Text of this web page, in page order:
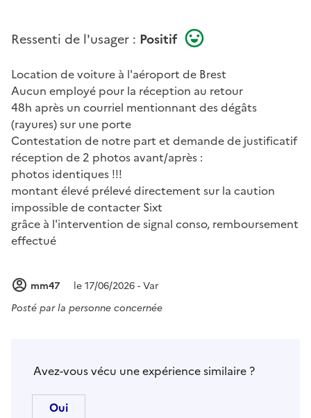
Ressenti de l'usager : Positif
Location de voiture à l'aéroport de Brest
Aucun employé pour la réception au retour
48h après un courriel mentionnant des dégâts
(rayures) sur une porte
Contestation de notre part et demande de justificatif
réception de 2 photos avant/après :
photos identiques !!!
montant élevé prélevé directement sur la caution
impossible de contacter Sixt
grâce à l'intervention de signal conso, remboursement
effectué
mm47
le 17/06/2026 - Var
Posté parla personne concernée
Avez-vous vécu une expérience similaire ?